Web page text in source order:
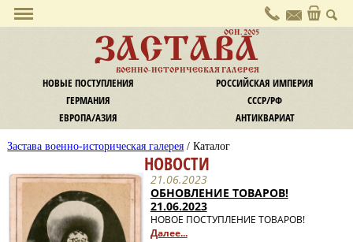
Политика конфиденциальности
Контакты
Комиссия
Экспертиза и оценка
Информация
Оплата
Доставка
Обмен / Возврат
Новости
ОСН. 2005
ЗАСТАВА
ВОЕННО-ИСТОРИЧЕСКАЯ ГАЛЕРЕЯ
НОВЫЕ ПОСТУПЛЕНИЯ
РОССИЙСКАЯ ИМПЕРИЯ
ГЕРМАНИЯ
СССР/РФ
ЕВРОПА/АЗИЯ
АНТИКВАРИАТ
Застава военно-историческая галерея / Каталог
НОВОСТИ
21.06.2023
ОБНОВЛЕНИЕ ТОВАРОВ!
21.06.2023
НОВОЕ ПОСТУПЛЕНИЕ ТОВАРОВ!
Далее...